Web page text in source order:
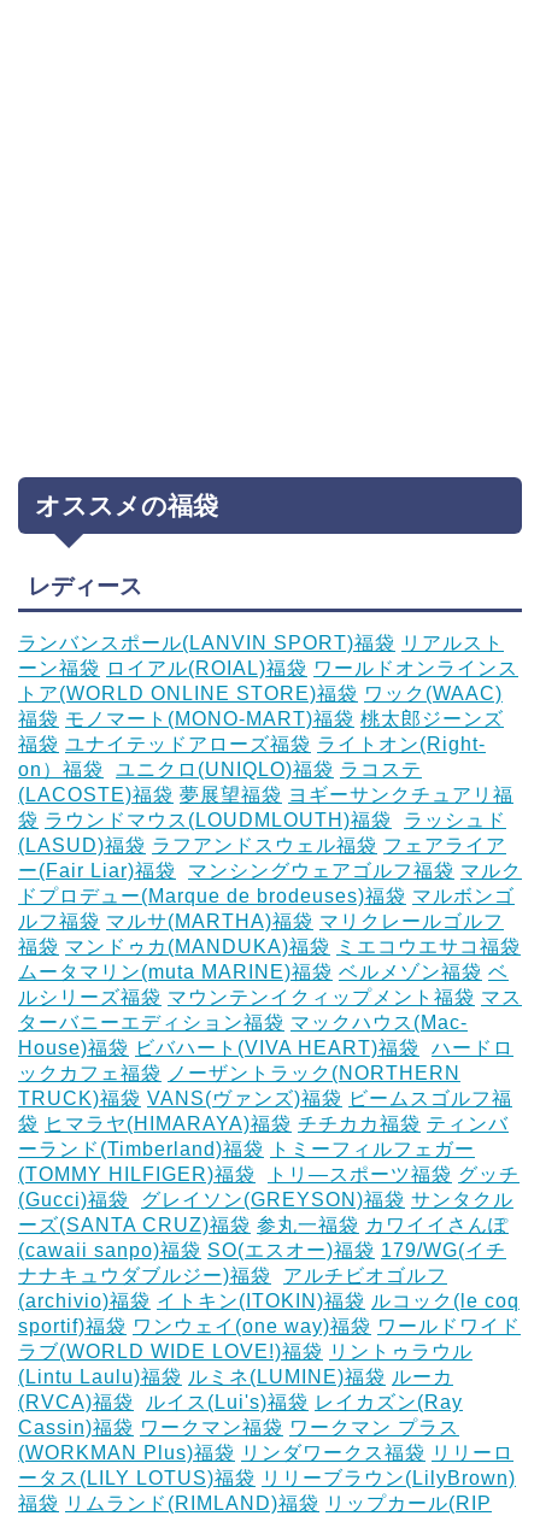
オススメの福袋
レディース
ランバンスポール(LANVIN SPORT)福袋 リアルスト
ーン福袋 ロイアル(ROIAL)福袋 ワールドオンラインス
トア(WORLD ONLINE STORE)福袋 ワック(WAAC)
福袋 モノマート(MONO-MART)福袋 桃太郎ジーンズ
福袋 ユナイテッドアローズ福袋 ライトオン(Right-
on）福袋
ユニクロ(UNIQLO)福袋 ラコステ
(LACOSTE)福袋 夢展望福袋 ヨギーサンクチュアリ福
袋 ラウンドマウス(LOUDMLOUTH)福袋
ラッシュド
(LASUD)福袋 ラフアンドスウェル福袋 フェアライア
ー(Fair Liar)福袋
マンシングウェアゴルフ福袋 マルク
ドプロデュー(Marque de brodeuses)福袋 マルボンゴ
ルフ福袋 マルサ(MARTHA)福袋 マリクレールゴルフ
福袋 マンドゥカ(MANDUKA)福袋
ミエコウエサコ福袋
ムータマリン(muta MARINE)福袋 ベルメゾン福袋 ベ
ルシリーズ福袋 マウンテンイクィップメント福袋 マス
ターバニーエディション福袋 マックハウス(Mac-
House)福袋 ビバハート(VIVA HEART)福袋
ハードロ
ックカフェ福袋
ノーザントラック(NORTHERN
TRUCK)福袋 VANS(ヴァンズ)福袋 ビームスゴルフ福
袋 ヒマラヤ(HIMARAYA)福袋 チチカカ福袋 ティンバ
ーランド(Timberland)福袋
トミーフィルフェガー
(TOMMY HILFIGER)福袋
トリ―スポーツ福袋 グッチ
(Gucci)福袋
グレイソン(GREYSON)福袋 サンタクル
ーズ(SANTA CRUZ)福袋 参丸一福袋 カワイイさんぽ
(cawaii sanpo)福袋 SO(エスオー)福袋 179/WG(イチ
ナナキュウダブルジー)福袋
アルチビオゴルフ
(archivio)福袋 イトキン(ITOKIN)福袋 ルコック(le coq
sportif)福袋 ワンウェイ(one way)福袋 ワールドワイド
ラブ(WORLD WIDE LOVE!)福袋 リントゥラウル
(Lintu Laulu)福袋 ルミネ(LUMINE)福袋 ルーカ
(RVCA)福袋
ルイス(Lui's)福袋 レイカズン(Ray
Cassin)福袋 ワークマン福袋 ワークマン プラス
(WORKMAN Plus)福袋 リンダワークス福袋 リリーロ
ータス(LILY LOTUS)福袋 リリーブラウン(LilyBrown)
福袋 リムランド(RIMLAND)福袋 リップカール(RIP